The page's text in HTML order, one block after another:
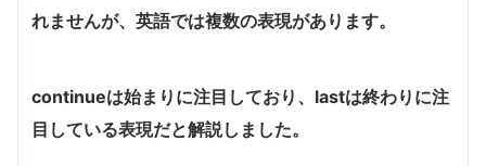
れませんが、英語では複数の表現があります。
continueは始まりに注目しており、lastは終わりに注
目している表現だと解説しました。